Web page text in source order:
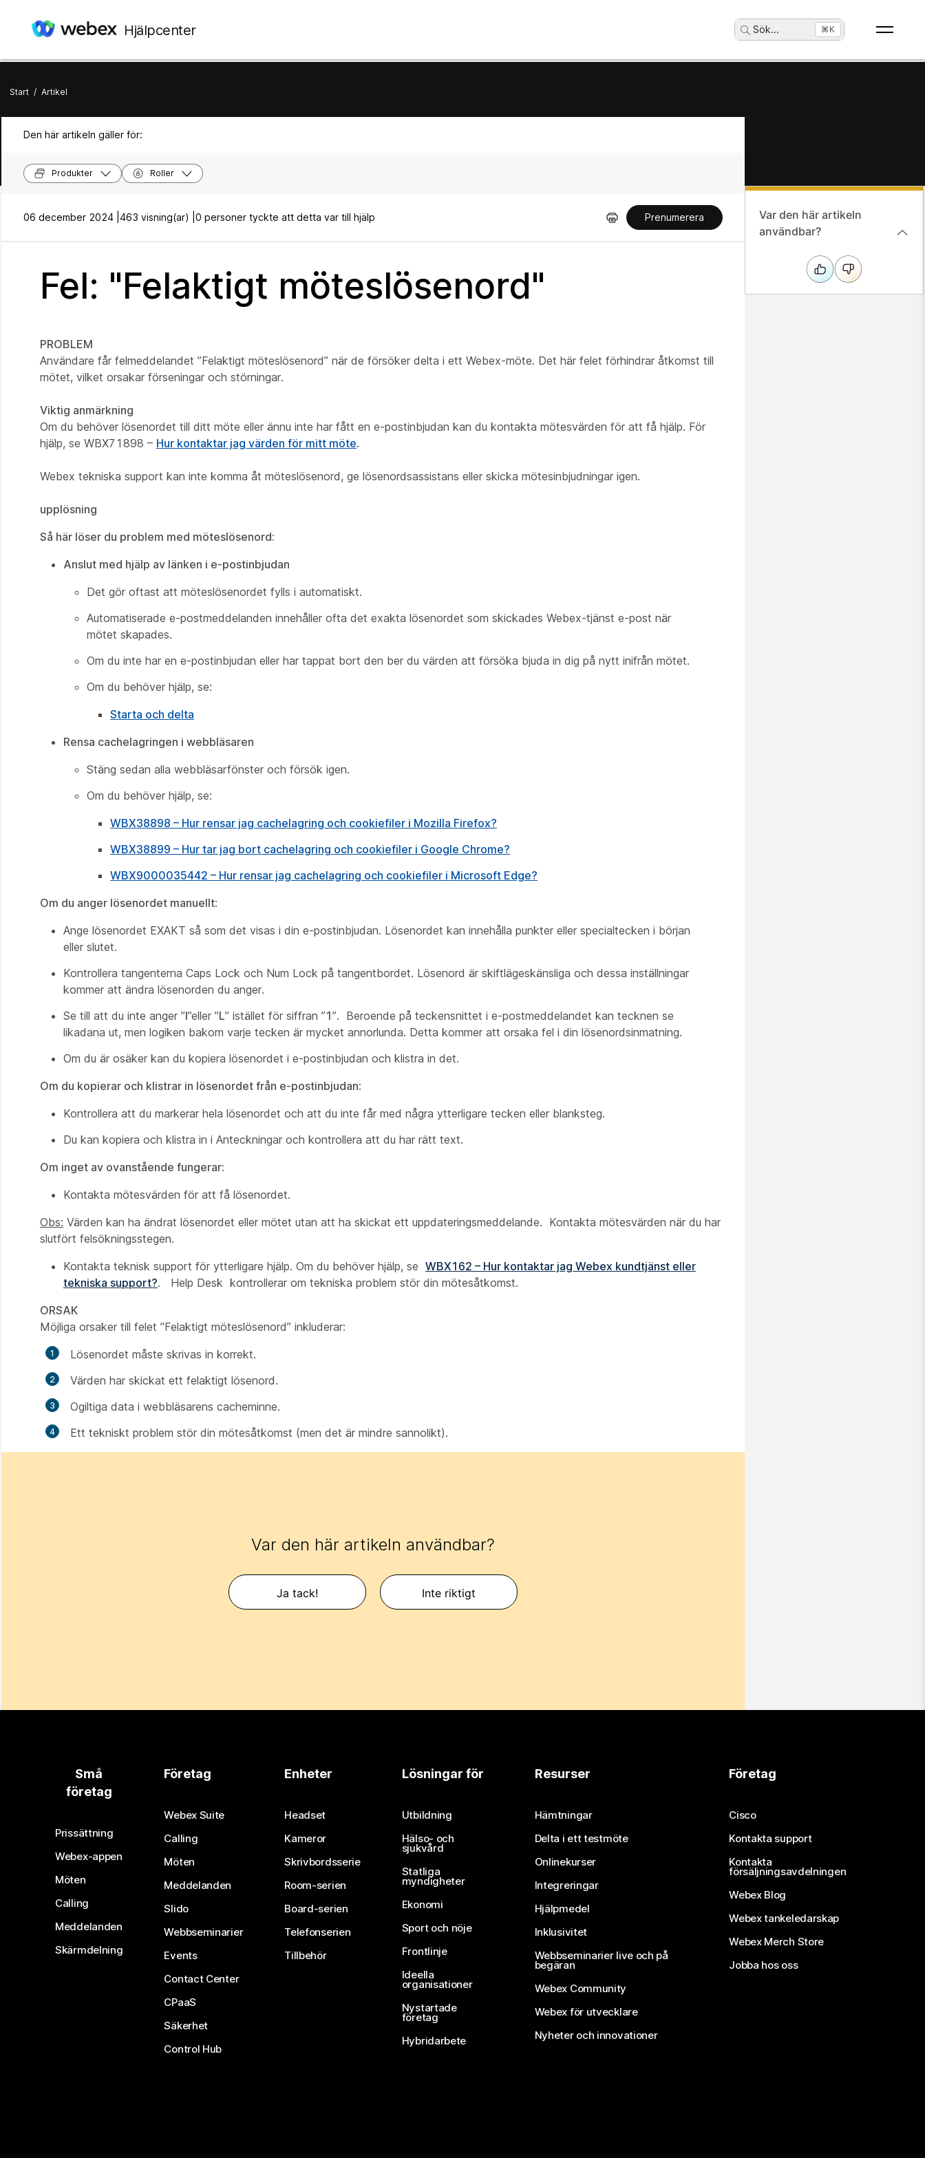
Hjälpcenter Sök... ⌘K
Start / Artikel
Den här artikeln gäller för:
Produkter Roller
06 december 2024 | 463 visning(ar) | 0 personer tyckte att detta var till hjälp Prenumerera
Fel: "Felaktigt möteslösenord"
PROBLEM
Användare får felmeddelandet ”Felaktigt möteslösenord” när de försöker delta i ett Webex-möte. Det här felet förhindrar åtkomst till
mötet, vilket orsakar förseningar och störningar.
Viktig anmärkning
Om du behöver lösenordet till ditt möte eller ännu inte har fått en e-postinbjudan kan du kontakta mötesvärden för att få hjälp. För
hjälp, se WBX71898 – Hur kontaktar jag värden för mitt möte.
Webex tekniska support kan inte komma åt möteslösenord, ge lösenordsassistans eller skicka mötesinbjudningar igen.
upplösning
Så här löser du problem med möteslösenord:
Anslut med hjälp av länken i e-postinbjudan
Det gör oftast att möteslösenordet fylls i automatiskt.
Automatiserade e-postmeddelanden innehåller ofta det exakta lösenordet som skickades Webex-tjänst e-post när
mötet skapades.
Om du inte har en e-postinbjudan eller har tappat bort den ber du värden att försöka bjuda in dig på nytt inifrån mötet.
Om du behöver hjälp, se:
Starta och delta
Rensa cachelagringen i webbläsaren
Stäng sedan alla webbläsarfönster och försök igen.
Om du behöver hjälp, se:
WBX38898 – Hur rensar jag cachelagring och cookiefiler i Mozilla Firefox?
WBX38899 – Hur tar jag bort cachelagring och cookiefiler i Google Chrome?
WBX9000035442 – Hur rensar jag cachelagring och cookiefiler i Microsoft Edge?
Om du anger lösenordet manuellt:
Ange lösenordet EXAKT så som det visas i din e-postinbjudan. Lösenordet kan innehålla punkter eller specialtecken i början
eller slutet.
Kontrollera tangenterna Caps Lock och Num Lock på tangentbordet. Lösenord är skiftlägeskänsliga och dessa inställningar
kommer att ändra lösenorden du anger.
Se till att du inte anger ”I”eller ”L” istället för siffran ”1”. Beroende på teckensnittet i e-postmeddelandet kan tecknen se
likadana ut, men logiken bakom varje tecken är mycket annorlunda. Detta kommer att orsaka fel i din lösenordsinmatning.
Om du är osäker kan du kopiera lösenordet i e-postinbjudan och klistra in det.
Om du kopierar och klistrar in lösenordet från e-postinbjudan:
Kontrollera att du markerar hela lösenordet och att du inte får med några ytterligare tecken eller blanksteg.
Du kan kopiera och klistra in i Anteckningar och kontrollera att du har rätt text.
Om inget av ovanstående fungerar:
Kontakta mötesvärden för att få lösenordet.
Obs: Värden kan ha ändrat lösenordet eller mötet utan att ha skickat ett uppdateringsmeddelande. Kontakta mötesvärden när du har
slutfört felsökningsstegen.
Kontakta teknisk support för ytterligare hjälp. Om du behöver hjälp, se WBX162 – Hur kontaktar jag Webex kundtjänst eller
tekniska support?. Help Desk kontrollerar om tekniska problem stör din mötesåtkomst.
ORSAK
Möjliga orsaker till felet ”Felaktigt möteslösenord” inkluderar:
Lösenordet måste skrivas in korrekt.
Värden har skickat ett felaktigt lösenord.
Ogiltiga data i webbläsarens cacheminne.
Ett tekniskt problem stör din mötesåtkomst (men det är mindre sannolikt).
Var den här artikeln användbar?
Ja tack! Inte riktigt
Var den här artikeln
användbar?
Små
företag
Prissättning
Webex-appen
Möten
Calling
Meddelanden
Skärmdelning
Företag
Webex Suite
Calling
Möten
Meddelanden
Slido
Webbseminarier
Events
Contact Center
CPaaS
Säkerhet
Control Hub
Enheter
Headset
Kameror
Skrivbordsserie
Room-serien
Board-serien
Telefonserien
Tillbehör
Lösningar för
Utbildning
Hälso- och
sjukvård
Statliga
myndigheter
Ekonomi
Sport och nöje
Frontlinje
Ideella
organisationer
Nystartade
företag
Hybridarbete
Resurser
Hämtningar
Delta i ett testmöte
Onlinekurser
Integreringar
Hjälpmedel
Inklusivitet
Webbseminarier live och på
begäran
Webex Community
Webex för utvecklare
Nyheter och innovationer
Företag
Cisco
Kontakta support
Kontakta
försäljningsavdelningen
Webex Blog
Webex tankeledarskap
Webex Merch Store
Jobba hos oss